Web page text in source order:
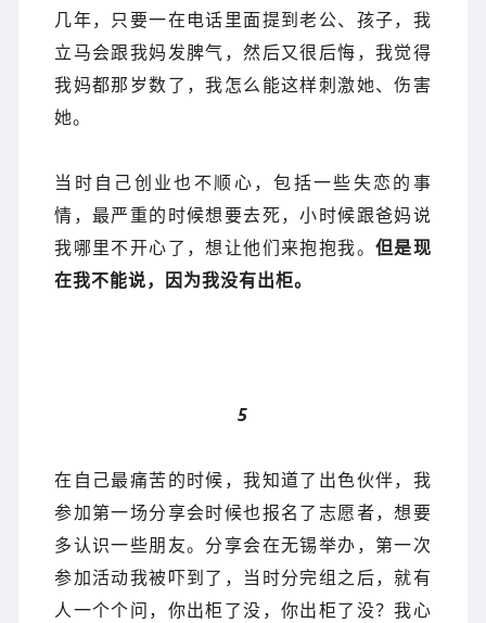
几年，只要一在电话里面提到老公、孩子，我
立马会跟我妈发脾气，然后又很后悔，我觉得
我妈都那岁数了，我怎么能这样刺激她、伤害
她。
当时自己创业也不顺心，包括一些失恋的事
情，最严重的时候想要去死，小时候跟爸妈说
我哪里不开心了，想让他们来抱抱我。 但是现
在我不能说，因为我没有出柜。
5
在自己最痛苦的时候，我知道了出色伙伴，我
参加第一场分享会时候也报名了志愿者，想要
多认识一些朋友。分享会在无锡举办，第一次
参加活动我被吓到了，当时分完组之后，就有
人一个个问，你出柜了没，你出柜了没？我心